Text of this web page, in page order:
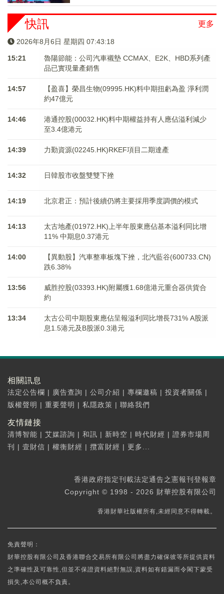
更多
快訊
2026年8月6日 星期四 07:43:18
15:21
魯陽節能：公司汽車襯墊 CCMAX、E2K、HBD系列產
品已實現量產銷售
14:57
【盈喜】榮昌生物(09995.HK)料中期扭虧為盈 淨利潤
約47億元
14:46
港通控股(00032.HK)料中期權益持有人應佔溢利減少
至3.4億港元
14:39 力勤資源(02245.HK)RKEF項目二期達產
14:32 日韓股市收盤雙雙下挫
14:19 北京君正：預計後續仍將主要採用季度調價的模式
14:13
太古地產(01972.HK)上半年股東應佔基本溢利同比增
11% 中期息0.37港元
14:00
【異動股】汽車整車板塊下挫，北汽藍谷(600733.CN)
跌6.38%
13:56
威胜控股(03393.HK)附屬獲1.68億港元重合器供貨合
約
13:34
太古公司中期股東應佔呈報溢利同比增長731% A股派
息1.5港元及B股派0.3港元
相關訊息
法定公告欄 | 廣告查詢 | 公司介紹 | 專欄邀稿 | 投資者關係 |
版權聲明 | 重要聲明 | 私隱政策 | 聯絡我們
友情鏈接
清博智能 | 艾媒諮詢 | 和訊 | 新時空 | 時代財經 | 證券市場周
刊
| 壹財信 | 權衡財經 | 攬富財經 | 更多...
香港政府指定刊載法定通告之憲報刊登報章
Copyright © 1998 - 2026 財華控股有限公司
香港財華社版權所有,未經同意不得轉載。
免責聲明：
財華控股有限公司及香港聯合交易所有限公司將盡力確保彼等所提供資料
之準確性及可靠性,但並不保證資料絕對無誤,資料如有錯漏而令閣下蒙受
損失,本公司概不負責。